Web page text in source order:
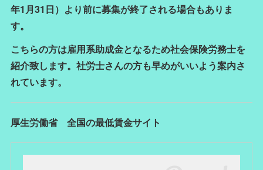
年1月31日）より前に募集が終了される場合もありま
す。
こちらの方は雇用系助成金となるため社会保険労務士を
紹介致します。社労士さんの方も早めがいいよう案内さ
れています。
厚生労働省 全国の最低賃金サイト